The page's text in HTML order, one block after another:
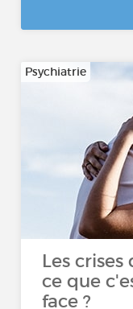
Psychiatrie
Les
ce que
face ?